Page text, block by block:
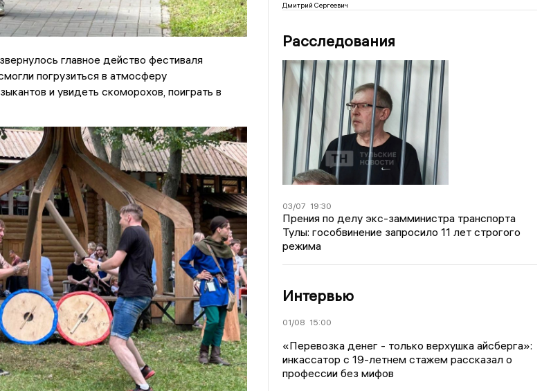
главное действо фестиваля
погрузиться в атмосферу
и увидеть скоморохов, поиграть в
Дмитрий Сергеевич
Расследования
03/07 19:30
Прения по делу экс-замминистра транспорта
Тулы: гособвинение запросило 11 лет строгого
режима
Интервью
01/08 15:00
«Перевозка денег - только верхушка айсберга»:
инкассатор с 19-летнем стажем рассказал о
профессии без мифов